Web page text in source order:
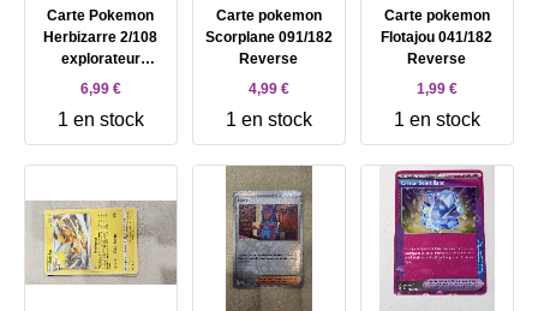
Carte Pokemon
Herbizarre 2/108
explorateur
obscurs FR - PL
6,99 €
1 en stock
Carte pokemon
Scorplane 091/182
Reverse
4,99 €
1 en stock
Carte pokemon
Flotajou 041/182
Reverse
1,99 €
1 en stock